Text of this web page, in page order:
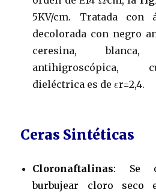
5KV/cm. Tratada con
decolorada con negro
ceresina, blanca,
antihigroscópica,
dieléctrica es de εr=2,4.
Ceras Sintéticas
Cloronaftalinas: Se
burbujear cloro seco